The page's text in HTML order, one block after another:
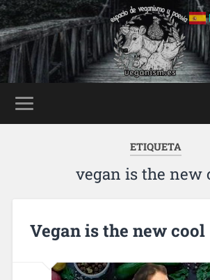
ETIQUETA
vegan is the new
Vegan is the new cool